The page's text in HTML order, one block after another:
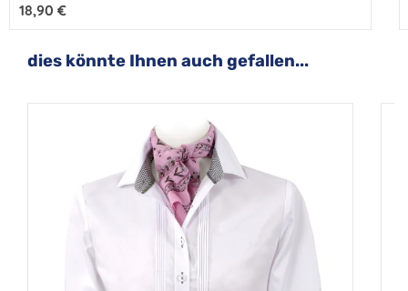
cmMaterial: 100% BaumwolleFarben: Apfelgrün - Jeansblau -
Bordeauxe-Weinrot -Dunkelbraun - Schwarz - Kirschrot - Hellrosa
Regulärer Preis:
18,90 €
Produktgalerie überspringen
dies könnte Ihnen auch gefallen...